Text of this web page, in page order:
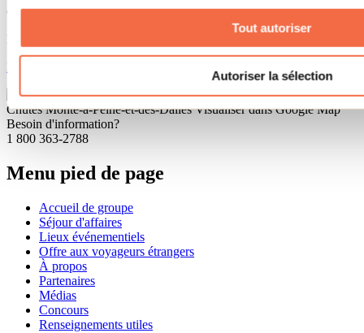
Tout autoriser
Autoriser la sélection
Cet attrait fait partie de
Parc régional des Chutes Monte-à-Peine-et-des-Dalles
En savoir plus
Chutes Monte-à-Peine-et-des-Dalles Visualiser dans Google Map
Besoin d'information?
1 800 363-2788
Menu pied de page
Accueil de groupe
Séjour d'affaires
Lieux événementiels
Offre aux voyageurs étrangers
À propos
Partenaires
Médias
Concours
Renseignements utiles